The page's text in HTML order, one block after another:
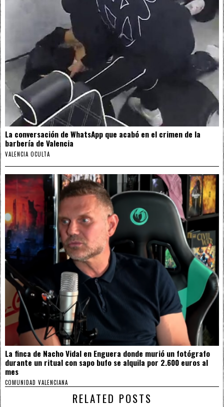
La conversación de WhatsApp que acabó en el crimen de la
barbería de Valencia
VALENCIA OCULTA
La finca de Nacho Vidal en Enguera donde murió un fotógrafo
durante un ritual con sapo bufo se alquila por 2.600 euros al
mes
COMUNIDAD VALENCIANA
RELATED POSTS